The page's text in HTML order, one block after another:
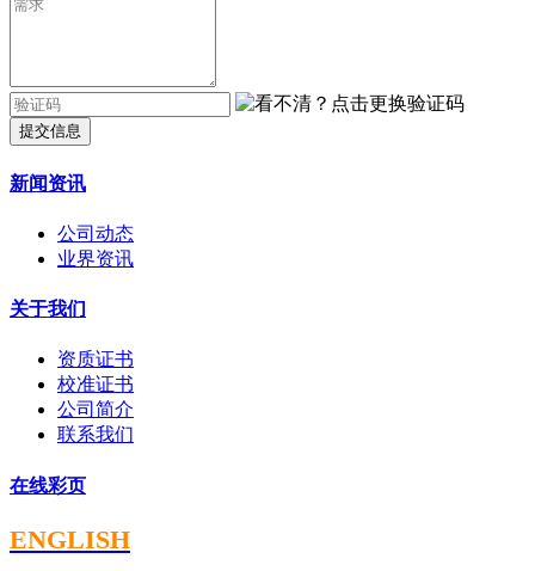
提交信息
新闻资讯
公司动态
业界资讯
关于我们
资质证书
校准证书
公司简介
联系我们
在线彩页
ENGLISH